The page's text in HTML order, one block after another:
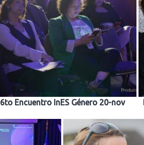
6to Encuentro InES Género 20-nov